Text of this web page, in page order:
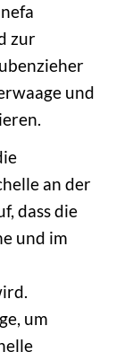
zur
und
an der
dass die
und im
um